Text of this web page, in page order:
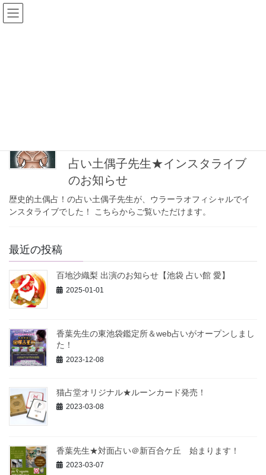
コ
ン
ナ
ビ
占い土偶子先生★インスタライブ
のお知らせ
歴史的土偶占！の占い土偶子先生が、ウラーラオフィシャルでイ
ンスタライブでした！ こちらからご覧いただけます。
最近の投稿
百地沙織梨 出演のお知らせ【池袋 占い館 愛】
2025-01-01
香葉先生の東池袋鑑定所＆web占いがオープンしまし
た！
2023-12-08
猫占堂オリジナル★ルーンカード発売！
2023-03-08
香葉先生★対面占い＠新百合ケ丘 始まります！
2023-03-07